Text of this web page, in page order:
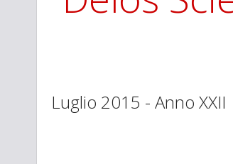
Luglio 2015 - Anno XXII